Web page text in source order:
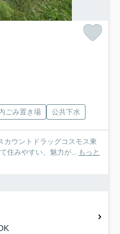
ごみ置き場 公共下水
カウントドラッグコスモス東
住みやすい、魅力が... もっと